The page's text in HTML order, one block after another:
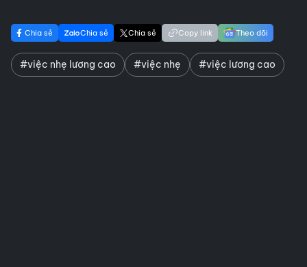
Chia sẻ Chia sẻ Chia sẻ Copy link Theo dõi
#việc nhẹ lương cao #việc nhẹ #việc lương cao